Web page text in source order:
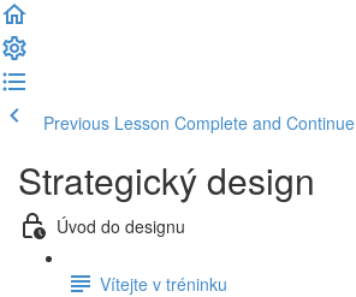
Previous Lesson Complete and Continue
Strategický design
Úvod do designu
Vítejte v tréninku